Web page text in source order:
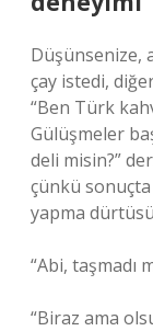
Düşünsenize,
çay istedi,
“Ben Türk
Gülüşmeler
deli misin?”
çünkü
yapma
“Abi, taşmadı
“Biraz ama